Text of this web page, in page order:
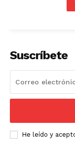
Suscríbete
He leído y